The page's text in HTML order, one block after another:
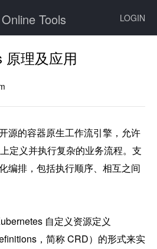
LOGIN
Online Tools
原理及应用
源的容器原生工作流引擎，允许
定义并执行复杂的业务流程。支
编排，包括执行顺序、相互之间
自定义资源定义
，简称 CRD）的形式来实